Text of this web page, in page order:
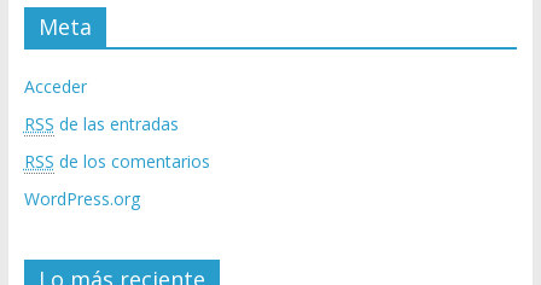
Meta
Acceder
RSS de las entradas
RSS de los comentarios
WordPress.org
Lo más reciente